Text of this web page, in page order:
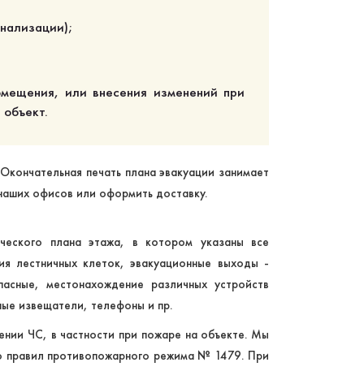
или внесения изменений при
печать плана эвакуации занимает
офисов или оформить доставку.
плана этажа, в котором указаны все
лестничных клеток, эвакуационные выходы -
местонахождение различных устройств
извещатели, телефоны и пр.
ЧС, в частности при пожаре на объекте. Мы
правил противопожарного режима № 1479. При